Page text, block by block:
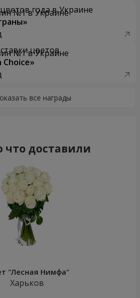
года в Украине
цветов
Choice»
что доставили
"Лесная Нимфа"
Харьков